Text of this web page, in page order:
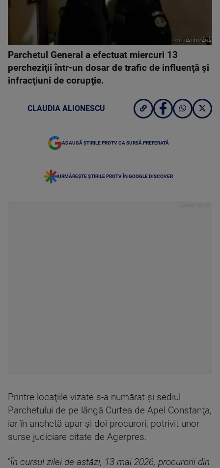
POLIȚIA ROMÂNĂ
Parchetul General a efectuat miercuri 13
percheziţii într-un dosar de trafic de influenţă şi
infracţiuni de corupţie.
CLAUDIA ALIONESCU
ADAUGĂ ȘTIRILE PROTV CA SURSĂ PREFERATĂ
URMĂREȘTE ȘTIRILE PROTV ÎN GOOGLE DISCOVER
Printre locaţiile vizate s-a numărat şi sediul
Parchetului de pe lângă Curtea de Apel Constanţa,
iar în anchetă apar şi doi procurori, potrivit unor
surse judiciare citate de Agerpres.
"În cursul zilei de astăzi, 13 mai 2026, procurorii din